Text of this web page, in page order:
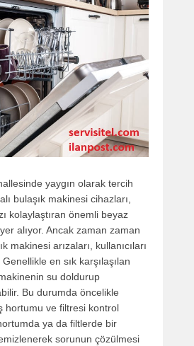
yaygın olarak tercih
bulaşık makinesi cihazları,
kolaylaştıran önemli beyaz
alıyor. Ancak zaman zaman
makinesi arızaları, kullanıcıları
en sık karşılaşılan
su doldurup
Bu durumda öncelikle
hortumu ve filtresi kontrol
ya da filtlerde bir
sorunun çözülmesi